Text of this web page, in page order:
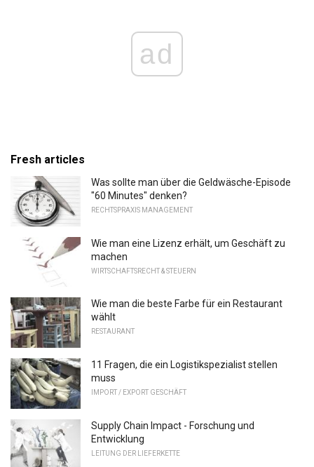
ad
Fresh articles
Was sollte man über die Geldwäsche-Episode
"60 Minutes" denken?
RECHTSPRAXIS MANAGEMENT
Wie man eine Lizenz erhält, um Geschäft zu
machen
WIRTSCHAFTSRECHT & STEUERN
Wie man die beste Farbe für ein Restaurant
wählt
RESTAURANT
11 Fragen, die ein Logistikspezialist stellen
muss
IMPORT / EXPORT GESCHÄFT
Supply Chain Impact - Forschung und
Entwicklung
LEITUNG DER LIEFERKETTE